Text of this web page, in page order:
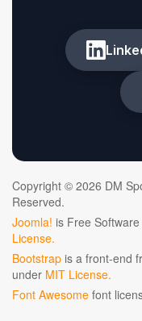
Copyright © 2026 DM
Reserved.
Joomla! is Free
License.
Bootstrap is a front-end
under MIT License.
Font Awesome font